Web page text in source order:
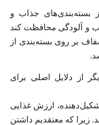
بسته‌بندی‌های جذاب و
و آلودگی محافظت کند
بر روی بسته‌بندی از
از دلایل اصلی برای
ارزش غذایی
زیرا که معتقدیم داشتن